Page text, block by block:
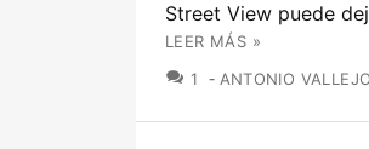
Street View puede
LEER MÁS »
1
COMENTARIOS
ANTONIO VALLEJO